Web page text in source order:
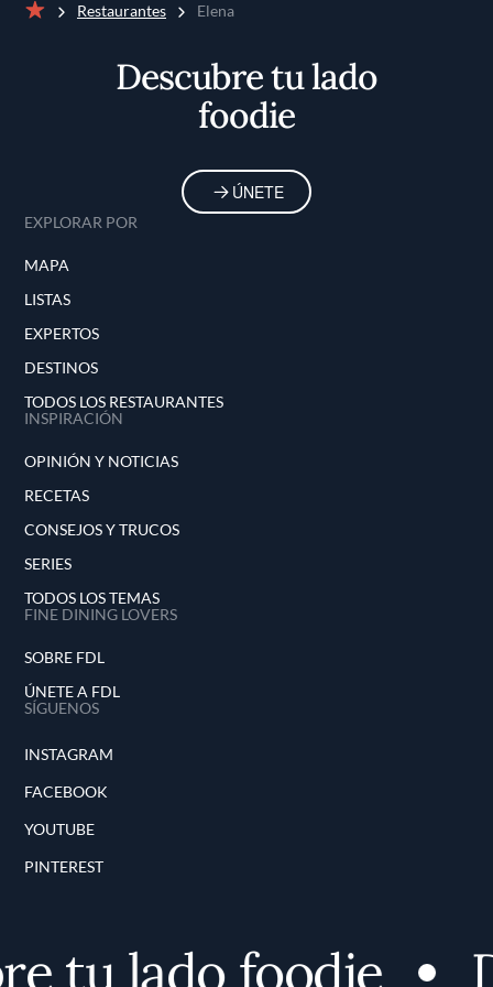
Restaurantes Elena
Descubre tu lado
foodie
ÚNETE
EXPLORAR POR
MAPA
LISTAS
EXPERTOS
DESTINOS
TODOS LOS RESTAURANTES
INSPIRACIÓN
OPINIÓN Y NOTICIAS
RECETAS
CONSEJOS Y TRUCOS
SERIES
TODOS LOS TEMAS
FINE DINING LOVERS
SOBRE FDL
ÚNETE A FDL
SÍGUENOS
INSTAGRAM
FACEBOOK
YOUTUBE
PINTEREST
tu lado foodie